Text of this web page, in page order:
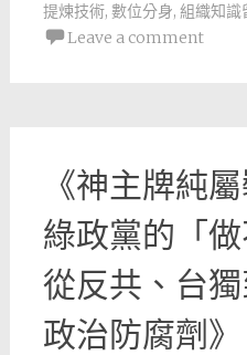
提煉技術, 數位分身, 組織知識
Leave a comment
《神主牌純
綠政黨的「做
從反共、台
政治防腐劑》